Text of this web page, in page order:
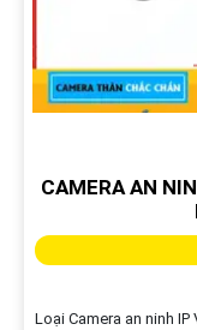
CAMERA AN
Loại Camera an ninh